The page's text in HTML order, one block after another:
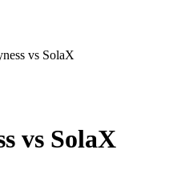
vs SolaX
vs SolaX